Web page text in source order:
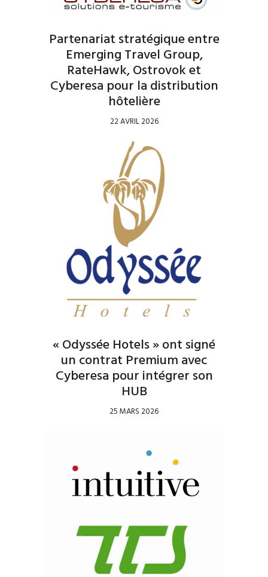
Partenariat stratégique entre
Emerging Travel Group,
RateHawk, Ostrovok et
Cyberesa pour la distribution
hôtelière
22 AVRIL 2026
« Odyssée Hotels » ont signé
un contrat Premium avec
Cyberesa pour intégrer son
HUB
25 MARS 2026